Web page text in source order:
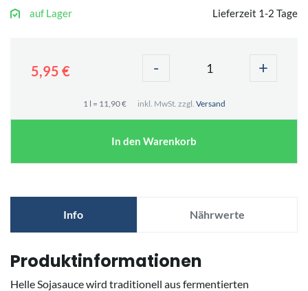
auf Lager Lieferzeit 1-2 Tage
5,95 € - +
1 l = 11,90 € inkl. MwSt. zzgl. Versand
In den Warenkorb
Info Nährwerte
Produktinformationen
Helle Sojasauce wird traditionell aus fermentierten